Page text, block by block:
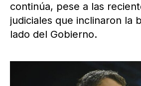
continúa, pese a las
judiciales que inclinaron la
lado del Gobierno.